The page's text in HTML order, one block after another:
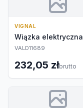
VIGNAL
Wiązka elektryczna
VALD11689
232,05 złbrutto